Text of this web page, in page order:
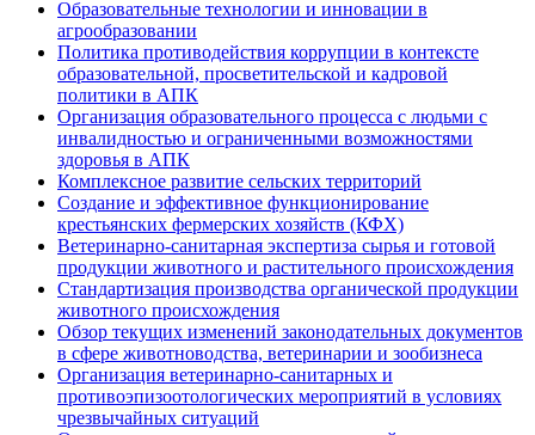
Образовательные технологии и инновации в
агрообразовании
Политика противодействия коррупции в контексте
образовательной, просветительской и кадровой
политики в АПК
Организация образовательного процесса с людьми с
инвалидностью и ограниченными возможностями
здоровья в АПК
Комплексное развитие сельских территорий
Создание и эффективное функционирование
крестьянских фермерских хозяйств (КФХ)
Ветеринарно-санитарная экспертиза сырья и готовой
продукции животного и растительного происхождения
Стандартизация производства органической продукции
животного происхождения
Обзор текущих изменений законодательных документов
в сфере животноводства, ветеринарии и зообизнеса
Организация ветеринарно-санитарных и
противоэпизоотологических мероприятий в условиях
чрезвычайных ситуаций